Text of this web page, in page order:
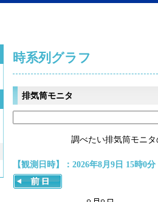
時系列グラフ
排気筒モニタ
調べたい排気筒モニ
【観測日時】：2026年8月9日 15時0分